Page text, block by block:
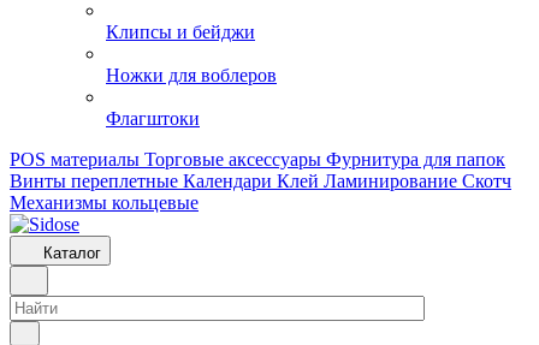
Клипсы и бeйджи
Ножки для воблеров
Флагштоки
POS материалы Торговые аксессуары Фурнитура для папок
Винты переплетные Календари Клей Ламинирование Скотч
Механизмы кольцевые
Каталог